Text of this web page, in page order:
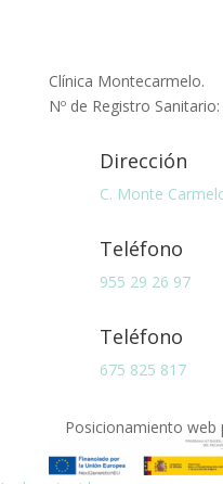
Clínica Montecarmelo.
Nº de Registro
Dirección
C. Monte
Teléfono
955 29 26 97
Teléfono
675 825 817
Posicionamiento web